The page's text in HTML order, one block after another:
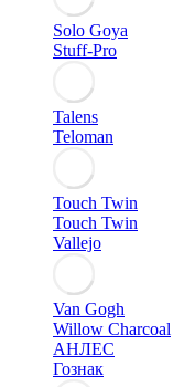
Solo Goya
Stuff-Pro
Talens
Teloman
Touch Twin
Touch Twin
Vallejo
Van Gogh
Willow Charcoal
АНЛЕС
Гознак